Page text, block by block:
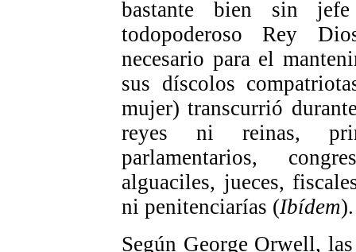
bastante bien sin
todopoderoso Rey
necesario para el
sus díscolos
mujer) transcurrió
reyes ni reinas,
parlamentarios,
alguaciles, jueces,
ni penitenciarías (Ibídem).
Según George Orwell,